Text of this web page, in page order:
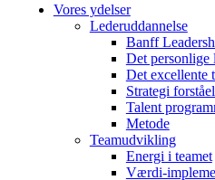
Vores ydelser
Lederuddannelse
Banff
Det personlige
Det excellente
Strategi
Talent
Metode
Teamudvikling
Energi i teamet
Værdi-